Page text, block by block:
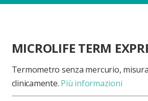
MICROLIFE TERM
Termometro senza mercurio,
clinicamente. Più informazioni